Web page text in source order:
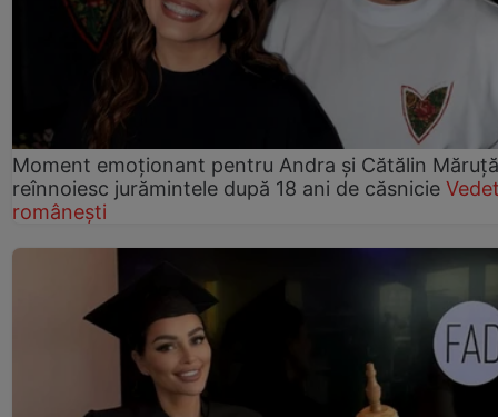
Moment emoționant pentru Andra și Cătălin
reînnoiesc jurămintele după 18 ani de căsnicie
românești